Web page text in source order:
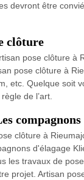
devront être
clôture
pose clôture à
pose clôture à
etc. Quelque soit
de l’art.
clôture à
d'élagage
les travaux de
projet. Artisan